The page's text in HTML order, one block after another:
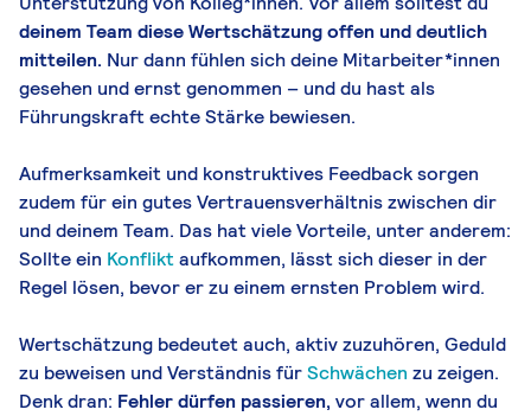
deinem Team diese Wertschätzung offen und deutlich
mitteilen. Nur dann fühlen sich deine Mitarbeiter*innen
gesehen und ernst genommen – und du hast als
Führungskraft echte Stärke bewiesen.
Aufmerksamkeit und konstruktives Feedback sorgen
zudem für ein gutes Vertrauensverhältnis zwischen dir
und deinem Team. Das hat viele Vorteile, unter anderem:
Sollte ein Konfliktaufkommen, lässt sich dieser in der
Regel lösen, bevor er zu einem ernsten Problem wird.
Wertschätzung bedeutet auch, aktiv zuzuhören, Geduld
zu beweisen und Verständnis fürSchwächen zu zeigen.
Denk dran: Fehler dürfen passieren, vor allem, wenn du